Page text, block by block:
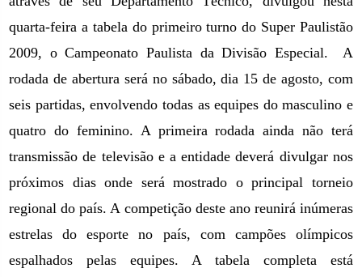
quarta-feira a tabela do primeiro turno do Super Paulistão
2009, o Campeonato Paulista da Divisão Especial.
A
rodada de abertura será no sábado, dia 15 de agosto, com
seis partidas, envolvendo todas as equipes do masculino e
quatro do feminino. A primeira rodada ainda não terá
transmissão de televisão e a entidade deverá divulgar nos
próximos dias onde será mostrado o principal torneio
regional do país. A competição deste ano reunirá inúmeras
estrelas do esporte no país, com campões olímpicos
espalhados pelas equipes. A tabela completa está